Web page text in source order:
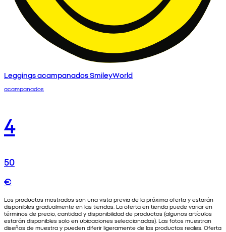
Leggings acampanados SmileyWorld
acampanados
4
50
€
Los productos mostrados son una vista previa de la próxima oferta y estarán
disponibles gradualmente en las tiendas. La oferta en tienda puede variar en
términos de precio, cantidad y disponibilidad de productos (algunos artículos
estarán disponibles solo en ubicaciones seleccionadas). Las fotos muestran
diseños de muestra y pueden diferir ligeramente de los productos reales. Oferta